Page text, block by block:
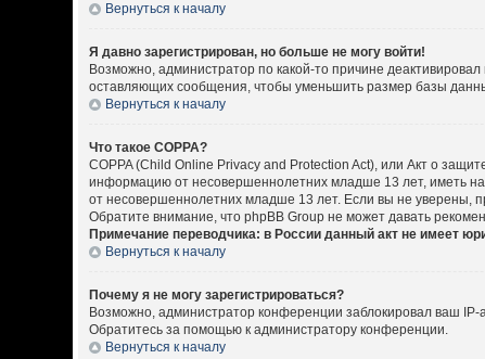
Вернуться к началу
Я давно зарегистрирован, но больше не могу войти!
Возможно, администратор по какой-то причине
оставляющих сообщения, чтобы уменьшить размер базы
Вернуться к началу
Что такое COPPA?
COPPA (Child Online Privacy and Protection Act), или Акт о
информацию от несовершеннолетних младше 13 лет, иметь
от несовершеннолетних младше 13 лет. Если вы не уверены,
Обратите внимание, что phpBB Group не может давать
Примечание переводчика: в России данный акт не имеет
Вернуться к началу
Почему я не могу зарегистрироваться?
Возможно, администратор конференции заблокировал ваш
Обратитесь за помощью к администратору конференции.
Вернуться к началу